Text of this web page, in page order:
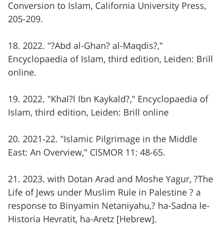
Conversion to Islam, California University Press,
205-209.
18. 2022. "?Abd al-Ghan? al-Maqdis?,"
Encyclopaedia of Islam, third edition, Leiden: Brill
online.
19. 2022. "Khal?l Ibn Kaykald?," Encyclopaedia of
Islam, third edition, Leiden: Brill online
20. 2021-22. "Islamic Pilgrimage in the Middle
East: An Overview," CISMOR 11: 48-65.
21. 2023. with Dotan Arad and Moshe Yagur, ?The
Life of Jews under Muslim Rule in Palestine ? a
response to Binyamin Netaniyahu,? ha-Sadna le-
Historia Hevratit, ha-Aretz [Hebrew].